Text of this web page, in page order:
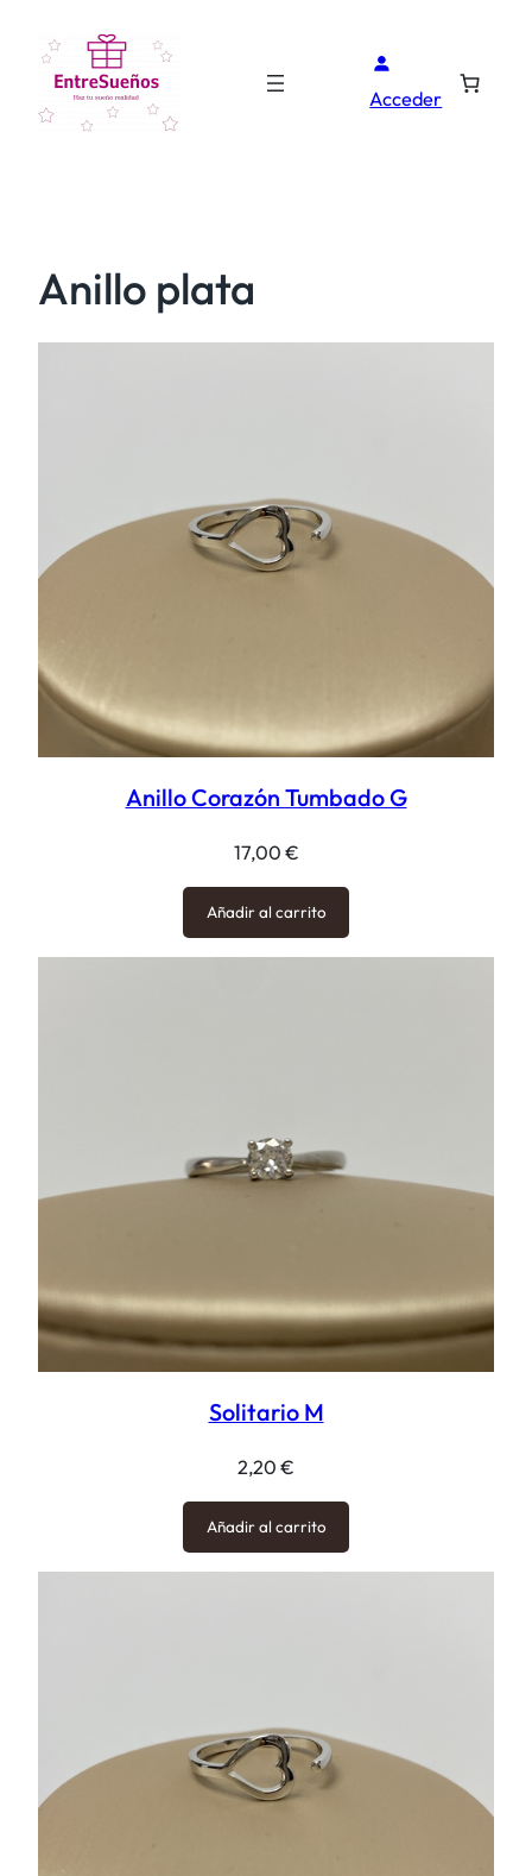
Acceder
Anillo plata
Anillo Corazón Tumbado G
17,00 €
Añadir al carrito
Solitario M
2,20 €
Añadir al carrito